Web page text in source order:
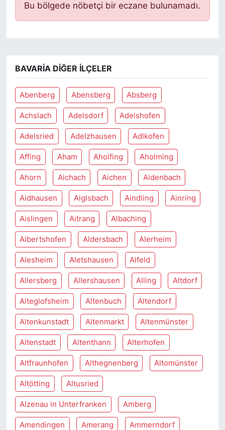
Bu bölgede nöbetçi bir eczane bulunamadı.
BAVARIA DIĞER İLÇELER
Abenberg Abensberg Absberg
Achslach Adelsdorf Adelshofen
Adelsried Adelzhausen Adlkofen
Affing Aham Aholfing Aholming
Ahorn Aichach Aichen Aidenbach
Aidhausen Aiglsbach Aindling Ainring
Aislingen Aitrang Albaching
Albertshofen Aldersbach Alerheim
Alesheim Aletshausen Alfeld
Allersberg Allershausen Alling Altdorf
Alteglofsheim Altenbuch Altendorf
Altenkunstadt Altenmarkt Altenmünster
Altenstadt Altenthann Alterhofen
Altfraunhofen Althegnenberg Altomünster
Altötting Altusried
Alzenau in Unterfranken Amberg
Amendingen Amerang Ammerndorf